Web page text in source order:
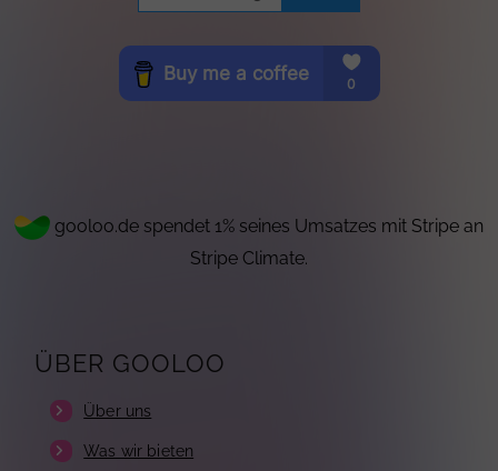
gooloo.de spendet 1% seines Umsatzes mit Stripe an
Stripe Climate.
ÜBER GOOLOO
Über uns
Was wir bieten